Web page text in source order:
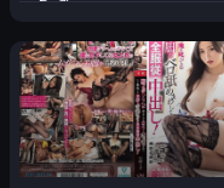
นัตสึกาวะ